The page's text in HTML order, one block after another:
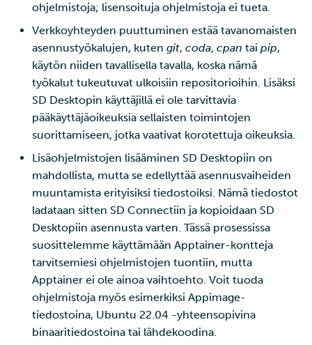
ohjelmistoja; lisensoituja ohjelmistoja ei tueta.
Verkkoyhteyden puuttuminen estää tavanomaisten
asennustyökalujen, kuten git, coda, cpan tai pip,
käytön niiden tavallisella tavalla, koska nämä
työkalut tukeutuvat ulkoisiin repositorioihin. Lisäksi
SD Desktopin käyttäjillä ei ole tarvittavia
pääkäyttäjäoikeuksia sellaisten toimintojen
suorittamiseen, jotka vaativat korotettuja oikeuksia.
Lisäohjelmistojen lisääminen SD Desktopiin on
mahdollista, mutta se edellyttää asennusvaiheiden
muuntamista erityisiksi tiedostoiksi. Nämä tiedostot
ladataan sitten SD Connectiin ja kopioidaan SD
Desktopiin asennusta varten. Tässä prosessissa
suosittelemme käyttämään Apptainer-kontteja
tarvitsemiesi ohjelmistojen tuontiin, mutta
Apptainer ei ole ainoa vaihtoehto. Voit tuoda
ohjelmistoja myös esimerkiksi Appimage-
tiedostoina, Ubuntu 22.04 -yhteensopivina
binaaritiedostoina tai lähdekoodina.